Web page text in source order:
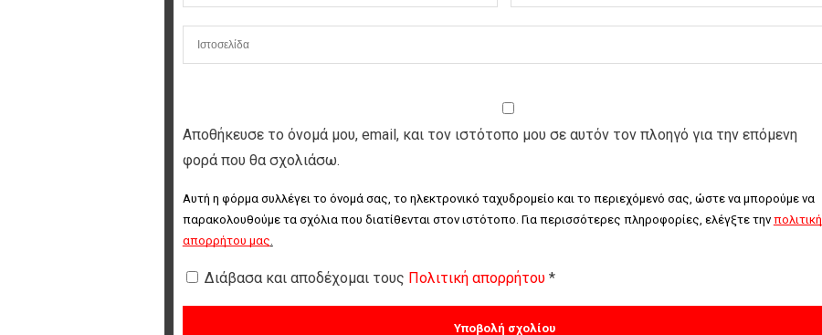
Αποθήκευσε το όνομά μου, email, και τον ιστότοπο μου σε αυτόν τον πλοηγό για την επόμενη
φορά που θα σχολιάσω.
Αυτή η φόρμα συλλέγει το όνομά σας, το ηλεκτρονικό ταχυδρομείο και το περιεχόμενό σας, ώστε να μπορούμε να
παρακολουθούμε τα σχόλια που διατίθενται στον ιστότοπο. Για περισσότερες πληροφορίες, ελέγξτε την πολιτική
απορρήτου μας.
Διάβασα και αποδέχομαι τους Πολιτική απορρήτου *